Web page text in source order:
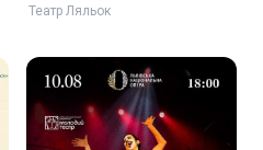
Театр Ляльок